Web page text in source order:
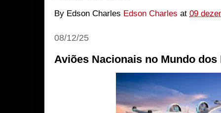
By Edson Charles Edson Charles at 09
08/12/25
Aviões Nacionais no Mundo